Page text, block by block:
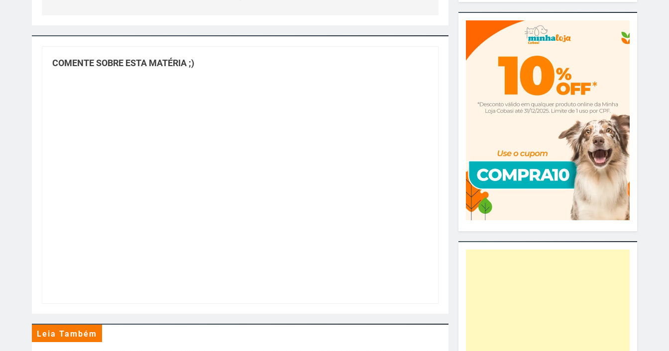
COMENTE SOBRE ESTA MATÉRIA ;)
Leia Também